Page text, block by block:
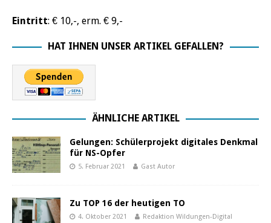
Eintritt: € 10,-, erm. € 9,-
HAT IHNEN UNSER ARTIKEL GEFALLEN?
ÄHNLICHE ARTIKEL
Gelungen: Schülerprojekt digitales Denkmal
für NS-Opfer
5. Februar 2021 Gast Autor
Zu TOP 16 der heutigen TO
4. Oktober 2021 Redaktion Wildungen-Digital